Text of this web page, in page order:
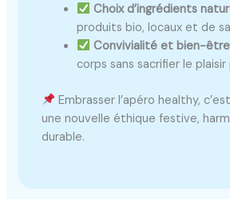
Choix d’ingrédients
produits bio, locaux et de
Convivialité et bien-
corps sans sacrifier le
Embrasser l’apéro healthy,
une nouvelle éthique festive,
durable.